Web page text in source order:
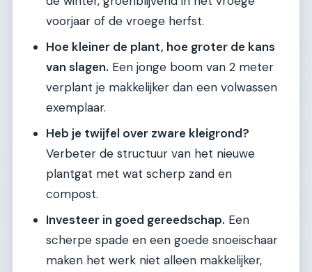
voorjaar of de vroege herfst.
Hoe kleiner de plant, hoe groter de kans
van slagen. Een jonge boom van 2 meter
verplant je makkelijker dan een volwassen
exemplaar.
Heb je twijfel over zware kleigrond?
Verbeter de structuur van het nieuwe
plantgat met wat scherp zand en
compost.
Investeer in goed gereedschap. Een
scherpe spade en een goede snoeischaar
maken het werk niet alleen makkelijker,